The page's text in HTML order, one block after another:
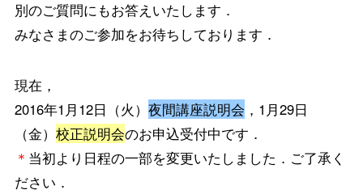
別のご質問にもお答えいたします．
みなさまのご参加をお待ちしております．
現在，
2016年1月12日（火） 夜間講座説明会 ，1月29日
（金） 校正説明会のお申込受付中です．
＊ 当初より日程の一部を変更いたしました．ご了承く
ださい．